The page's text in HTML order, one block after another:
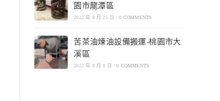
園市龍潭區
2022 年 8 月 25 日 / 0 COMMENTS
苦茶油煉油設備搬運-桃園市大
溪區
2022 年 8 月 8 日 / 0 COMMENTS